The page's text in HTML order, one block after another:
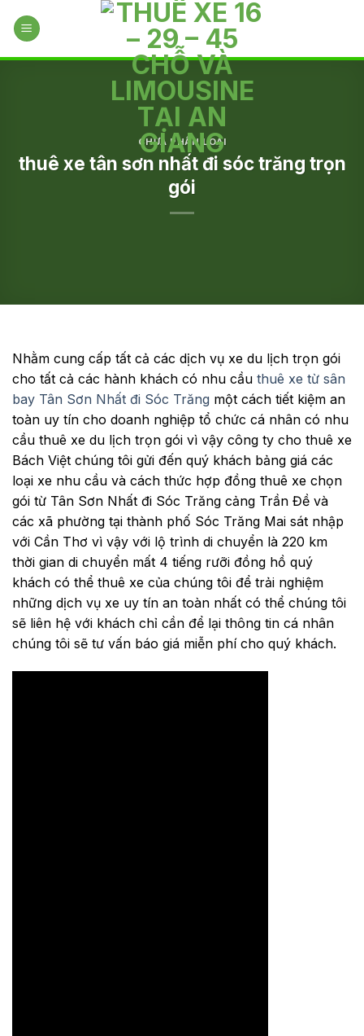
CHƯA PHÂN LOẠI
thuê xe tân sơn nhất đi sóc trăng trọn
gói
Nhằm cung cấp tất cả các dịch vụ xe du lịch trọn gói
cho tất cả các hành khách có nhu cầu thuê xe từ sân
bay Tân Sơn Nhất đi Sóc Trăng một cách tiết kiệm an
toàn uy tín cho doanh nghiệp tổ chức cá nhân có nhu
cầu thuê xe du lịch trọn gói vì vậy công ty cho thuê xe
Bách Việt chúng tôi gửi đến quý khách bảng giá các
loại xe nhu cầu và cách thức hợp đồng thuê xe chọn
gói từ Tân Sơn Nhất đi Sóc Trăng cảng Trần Đề và
các xã phường tại thành phố Sóc Trăng Mai sát nhập
với Cần Thơ vì vậy với lộ trình di chuyển là 220 km
thời gian di chuyển mất 4 tiếng rưỡi đồng hồ quý
khách có thể thuê xe của chúng tôi để trải nghiệm
những dịch vụ xe uy tín an toàn nhất có thể chúng tôi
sẽ liên hệ với khách chỉ cần để lại thông tin cá nhân
chúng tôi sẽ tư vấn báo giá miễn phí cho quý khách.